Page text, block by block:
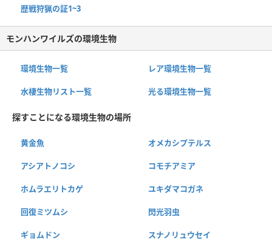
歴戦狩猟の証1~3
モンハンワイルズの環境生物
環境生物一覧 レア環境生物一覧
水棲生物リスト一覧 光る環境生物一覧
探すことになる環境生物の場所
黄金魚 オメカシプテルス
アシアトノコシ コモチアミア
ホムラエリトカゲ ユキダマコガネ
回復ミツムシ 閃光羽虫
ギョムドン スナノリュウセイ